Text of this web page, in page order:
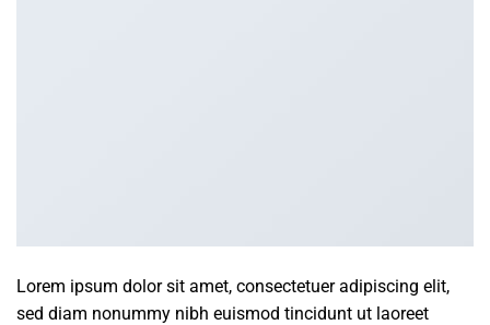
Lorem ipsum dolor sit amet, consectetuer adipiscing elit,
sed diam nonummy nibh euismod tincidunt ut laoreet